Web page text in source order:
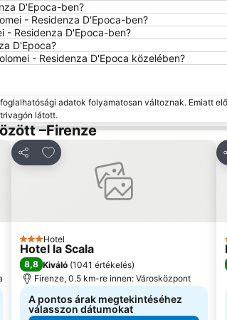
D'Epoca-ben?
- Residenza D'Epoca-ben?
- Residenza D'Epoca-ben?
D'Epoca?
- Residenza D'Epoca közelében?
adatok folyamatosan változnak. Emiatt
látott.
–Firenze
Megosztás
Hozzáadás a kedvencekhez
3 Kategória
Hotel
Hotel la Scala
8,8 Kiváló (1041 értékelés)
Firenze, 0.5 km-re innen: Városközpont
A pontos árak megtekintéséhez
válasszon dátumokat